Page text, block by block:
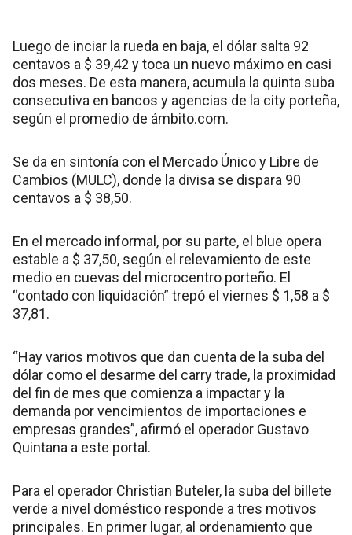
Luego de inciar la rueda en baja, el dólar salta 92
centavos a $ 39,42 y toca un nuevo máximo en casi
dos meses. De esta manera, acumula la quinta suba
consecutiva en bancos y agencias de la city porteña,
según el promedio de ámbito.com.
Se da en sintonía con el Mercado Único y Libre de
Cambios (MULC), donde la divisa se dispara 90
centavos a $ 38,50.
En el mercado informal, por su parte, el blue opera
estable a $ 37,50, según el relevamiento de este
medio en cuevas del microcentro porteño. El
“contado con liquidación” trepó el viernes $ 1,58 a $
37,81.
“Hay varios motivos que dan cuenta de la suba del
dólar como el desarme del carry trade, la proximidad
del fin de mes que comienza a impactar y la
demanda por vencimientos de importaciones e
empresas grandes”, afirmó el operador Gustavo
Quintana a este portal.
Para el operador Christian Buteler, la suba del billete
verde a nivel doméstico responde a tres motivos
principales. En primer lugar, al ordenamiento que